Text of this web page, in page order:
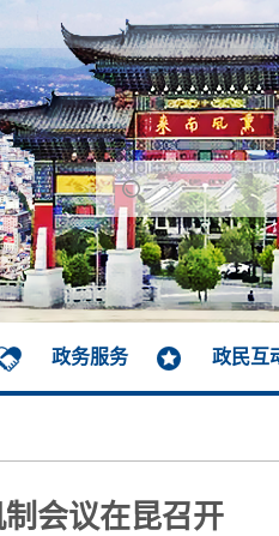
政务服务 政民互
会议在昆召开